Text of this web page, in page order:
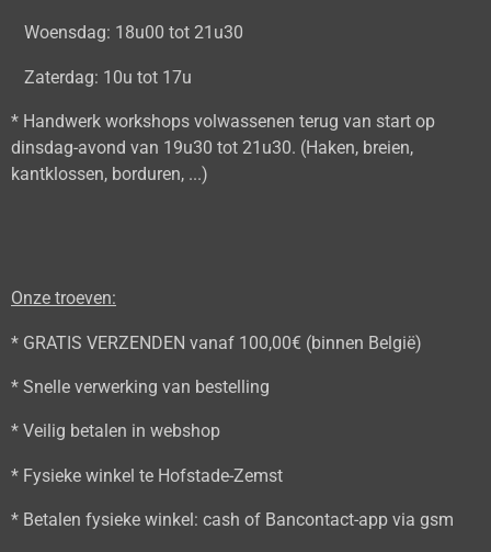
Woensdag: 18u00 tot 21u30
Zaterdag: 10u tot 17u
* Handwerk workshops volwassenen terug van start op
dinsdag-avond van 19u30 tot 21u30. (Haken, breien,
kantklossen, borduren, ...)
Onze troeven:
* GRATIS VERZENDEN vanaf 100,00€ (binnen België)
* Snelle verwerking van bestelling
* Veilig betalen in webshop
* Fysieke winkel te Hofstade-Zemst
* Betalen fysieke winkel: cash of Bancontact-app via gsm